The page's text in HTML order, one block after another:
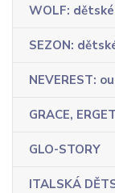
WOLF:
SEZON:
NEVEREST:
GRACE, ERGET
GLO-STORY
ITALSKÁ